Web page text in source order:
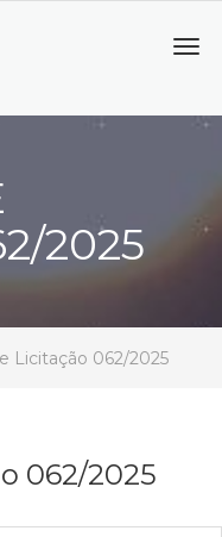
2025
Licitação 062/2025
062/2025